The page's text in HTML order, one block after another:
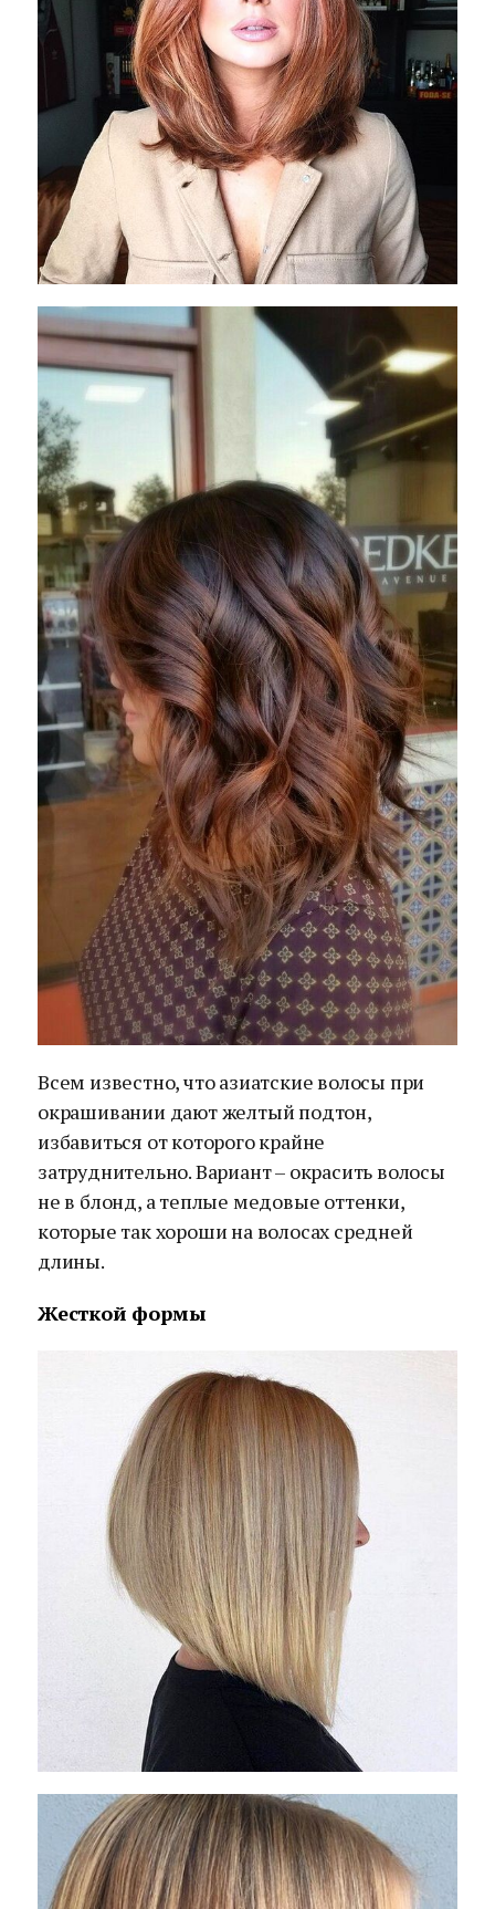
Всем известно, что азиатские волосы при
окрашивании дают желтый подтон,
избавиться от которого крайне
затруднительно. Вариант – окрасить волосы
не в блонд, а теплые медовые оттенки,
которые так хороши на волосах средней
длины.
Жесткой формы